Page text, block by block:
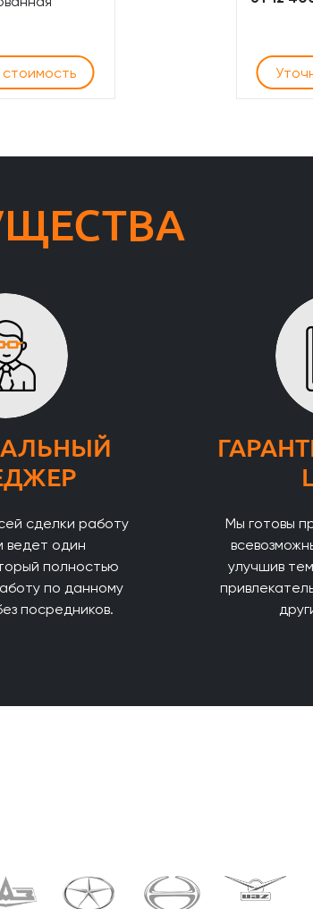
сделки работу
ведет один
полностью
по данному
посредников.
Мы готовы
улучшив